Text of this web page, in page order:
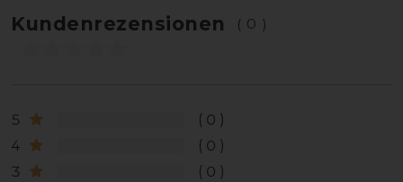
Kundenrezensionen (0)
5
0
4
0
3
0